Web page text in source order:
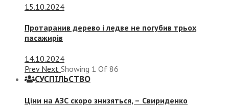
15.10.2024
Протаранив дерево і ледве не погубив трьох
пасажирів
14.10.2024
Prev Next Showing 1 Of 86
СУСПIЛЬСТВО
Ціни на АЗС скоро знизяться, – Свириденко